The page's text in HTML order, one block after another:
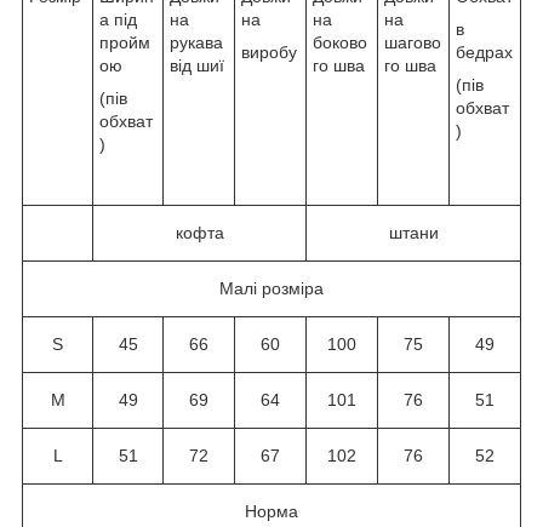
а під
пройм
ою
(пів
обхват
)
на
рукава
від шиї
на
виробу
на
боково
го шва
на
шагово
го шва
в
бедрах
(пів
обхват
)
кофта штани
Малі розміра
S 45 66 60 100 75 49
M 49 69 64 101 76 51
L 51 72 67 102 76 52
Норма